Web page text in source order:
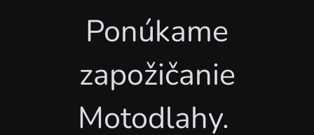
Ponúkame
zapožičanie
Motodlahy.